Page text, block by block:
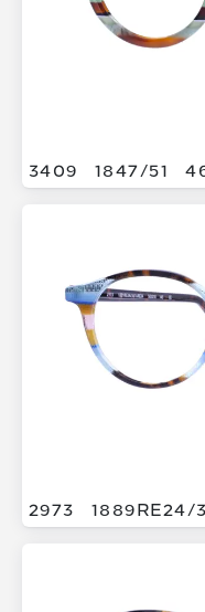
3409 1847/51
2973 1889RE24/